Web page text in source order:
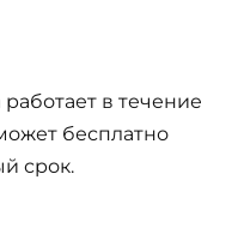
в течение
бесплатно
срок.